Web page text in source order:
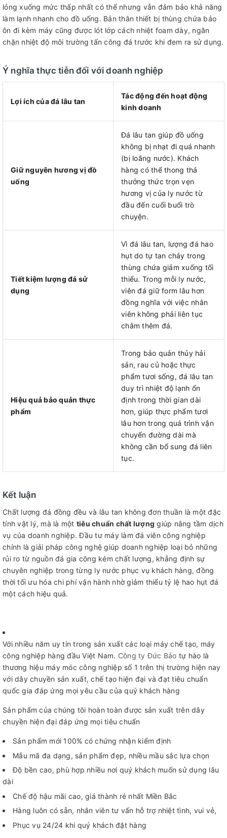
lỏng xuống mức thấp nhất có thể nhưng vẫn đảm bảo khả năng
làm lạnh nhanh cho đồ uống. Bản thân thiết bị thùng chứa bảo
ôn đi kèm máy cũng được lót lớp cách nhiệt foam dày, ngăn
chặn nhiệt độ môi trường tấn công đá trước khi đem ra sử dụng.
Ý nghĩa thực tiễn đối với doanh nghiệp
Lợi ích của đá lâu tan
Tác động đến hoạt động
kinh doanh
Giữ nguyên hương vị đồ
uống
Đá lâu tan giúp đồ uống
không bị nhạt đi quá nhanh
(bị loãng nước). Khách
hàng có thể thong thả
thưởng thức trọn vẹn
hương vị của ly nước từ
đầu đến cuối buổi trò
chuyện.
Tiết kiệm lượng đá sử
dụng
Vì đá lâu tan, lượng đá hao
hụt do tự tan chảy trong
thùng chứa giảm xuống tối
thiểu. Trong mỗi ly nước,
viên đá giữ form lâu hơn
đồng nghĩa với việc nhân
viên không phải liên tục
châm thêm đá.
Hiệu quả bảo quản thực
phẩm
Trong bảo quản thủy hải
sản, rau củ hoặc thực
phẩm tươi sống, đá lâu tan
duy trì nhiệt độ lạnh ổn
định trong thời gian dài
hơn, giúp thực phẩm tươi
lâu hơn trong quá trình vận
chuyển đường dài mà
không cần bổ sung đá liên
tục.
Kết luận
Chất lượng đá đồng đều và lâu tan không đơn thuần là một đặc
tính vật lý, mà là một tiêu chuẩn chất lượng giúp nâng tầm dịch
vụ của doanh nghiệp. Đầu tư máy làm đá viên công nghiệp
chính là giải pháp công nghệ giúp doanh nghiệp loại bỏ những
rủi ro từ nguồn đá gia công kém chất lượng, khẳng định sự
chuyên nghiệp trong từng ly nước phục vụ khách hàng, đồng
thời tối ưu hóa chi phí vận hành nhờ giảm thiểu tỷ lệ hao hụt đá
một cách hiệu quả.
Với nhiều năm uy tín trong sản xuất các loại máy chế tạo, máy
công nghiệp hàng đầu Việt Nam. Công ty Đức Bảo tự hào là
thương hiệu máy móc công nghiệp số 1 trên thị trường hiện nay
với dây chuyền sản xuất, chế tạo hiện đại và đạt tiêu chuẩn
quốc gia đáp ứng mọi yêu cầu của quý khách hàng
Sản phẩm của chúng tôi hoàn toàn được sản xuất trên dây
chuyền hiện đại đáp ứng mọi tiêu chuẩn
Sản phẩm mới 100% có chứng nhận kiểm định
Mẫu mã đa dạng, sản phẩm đẹp, nhiều mầu sắc lựa chọn
Độ bền cao, phù hợp nhiều nơi quý khách muốn sử dụng lâu
dài
Chế độ hậu mãi cao, giá thành rẻ nhất Miền Bắc
Hàng luôn có sẵn, nhân viên tư vấn hỗ trợ nhiệt tình, vui vẻ,
Phục vụ 24/24 khi quý khách đặt hàng